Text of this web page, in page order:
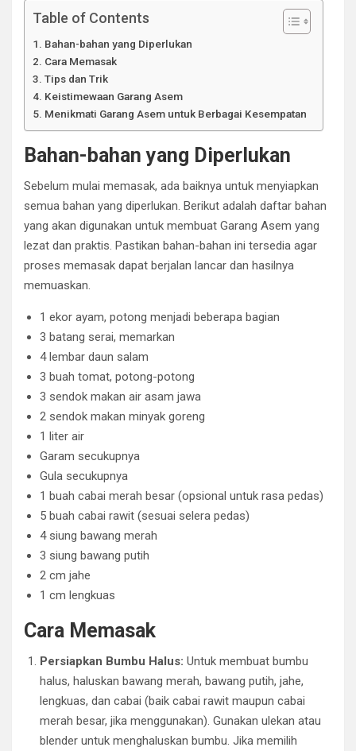
Table of Contents
Bahan-bahan yang Diperlukan
Cara Memasak
Tips dan Trik
Keistimewaan Garang Asem
Menikmati Garang Asem untuk Berbagai Kesempatan
Bahan-bahan yang Diperlukan
Sebelum mulai memasak, ada baiknya untuk menyiapkan
semua bahan yang diperlukan. Berikut adalah daftar bahan
yang akan digunakan untuk membuat Garang Asem yang
lezat dan praktis. Pastikan bahan-bahan ini tersedia agar
proses memasak dapat berjalan lancar dan hasilnya
memuaskan.
1 ekor ayam, potong menjadi beberapa bagian
3 batang serai, memarkan
4 lembar daun salam
3 buah tomat, potong-potong
3 sendok makan air asam jawa
2 sendok makan minyak goreng
1 liter air
Garam secukupnya
Gula secukupnya
1 buah cabai merah besar (opsional untuk rasa pedas)
5 buah cabai rawit (sesuai selera pedas)
4 siung bawang merah
3 siung bawang putih
2 cm jahe
1 cm lengkuas
Cara Memasak
Persiapkan Bumbu Halus: Untuk membuat bumbu
halus, haluskan bawang merah, bawang putih, jahe,
lengkuas, dan cabai (baik cabai rawit maupun cabai
merah besar, jika menggunakan). Gunakan ulekan atau
blender untuk menghaluskan bumbu. Jika memilih